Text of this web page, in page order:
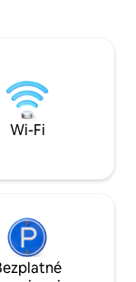
living by the sea.
vibrant
Wi-Fi